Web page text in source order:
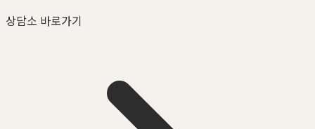
상담소 바로가기